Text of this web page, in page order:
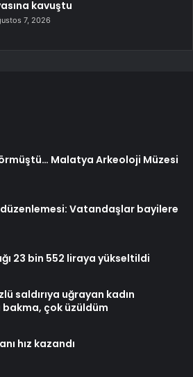
kavuştu
7, 2026
Malatya Arkeoloji Müzesi
düzenlemesi: Vatandaşlar bayilere
23 bin 552 liraya yükseltildi
saldırıya uğrayan kadın
çok üzüldüm
hız kazandı